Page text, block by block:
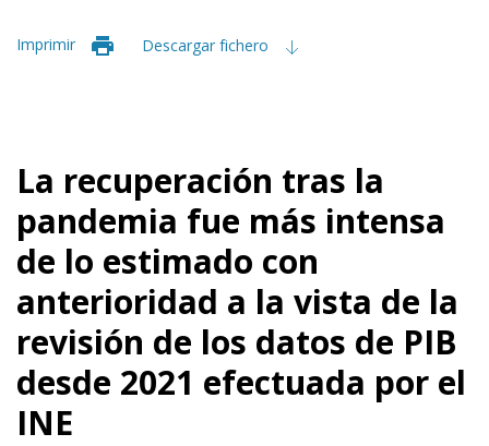
Imprimir Descargar fichero
La recuperación tras la
pandemia fue más intensa
de lo estimado con
anterioridad a la vista de la
revisión de los datos de PIB
desde 2021 efectuada por el
INE